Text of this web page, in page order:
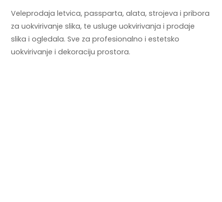
Veleprodaja letvica, passparta, alata, strojeva i pribora
za uokvirivanje slika, te usluge uokvirivanja i prodaje
slika i ogledala. Sve za profesionalno i estetsko
uokvirivanje i dekoraciju prostora.